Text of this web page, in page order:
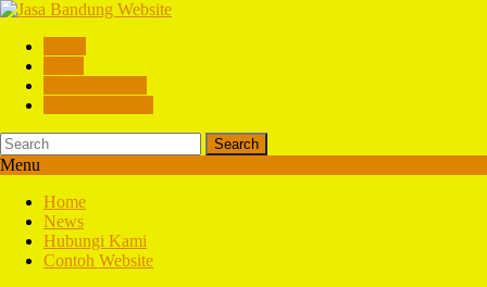
Search
Menu
Home
News
Hubungi Kami
Contoh Website